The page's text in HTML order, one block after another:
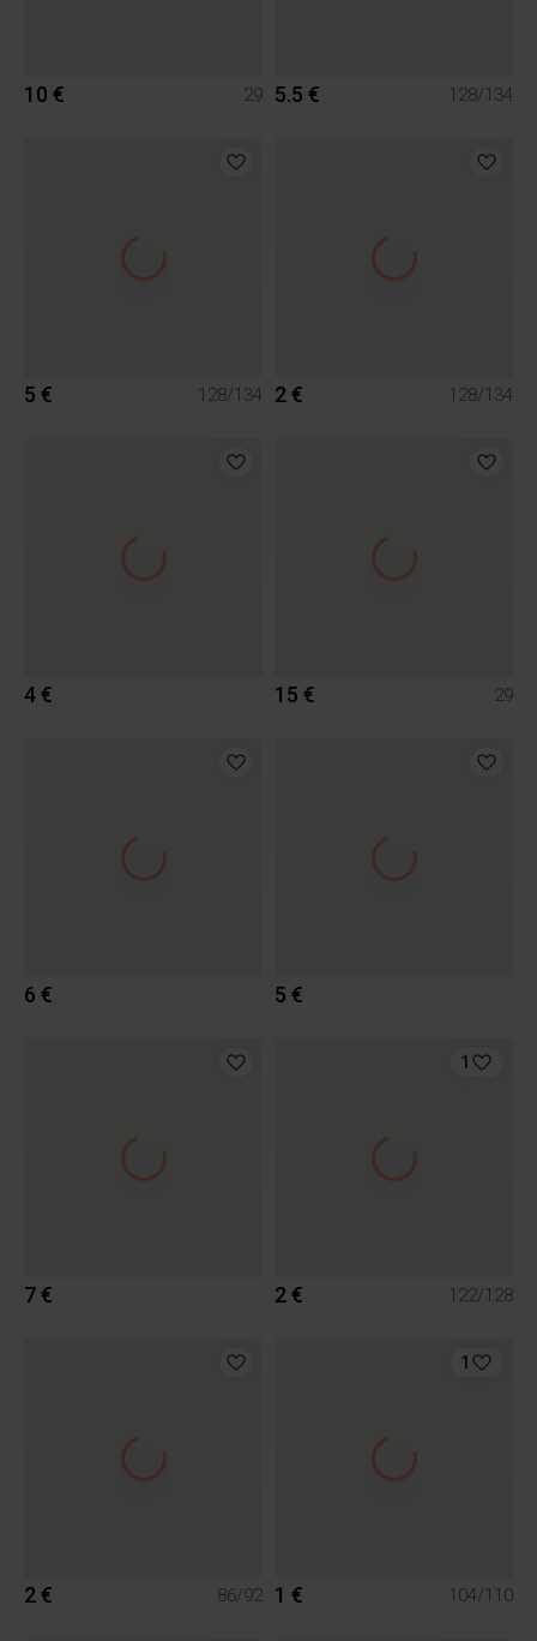
10 € 29 5.5 € 128/134
5 € 128/134 2 € 128/134
4 € 15 € 29
6 € 5 €
7 €
1
2 € 122/128
2 € 86/92
1
1 € 104/110